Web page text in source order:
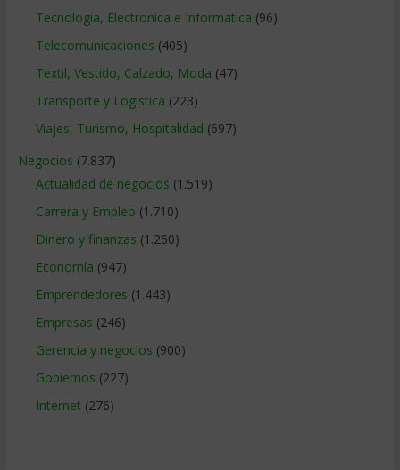
Tecnologia, Electronica e Informatica (96)
Telecomunicaciones (405)
Textil, Vestido, Calzado, Moda (47)
Transporte y Logistica (223)
Viajes, Turismo, Hospitalidad (697)
Negocios (7.837)
Actualidad de negocios (1.519)
Carrera y Empleo (1.710)
Dinero y finanzas (1.260)
Economía (947)
Emprendedores (1.443)
Empresas (246)
Gerencia y negocios (900)
Gobiernos (227)
Internet (276)